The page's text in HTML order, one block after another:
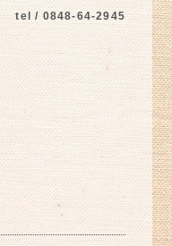
tel / 0848-64-2945